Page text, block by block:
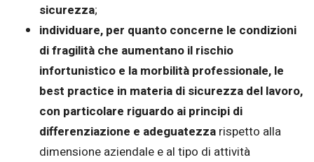
sicurezza;
individuare, per quanto concerne le condizioni
di fragilità che aumentano il rischio
infortunistico e la morbilità professionale, le
best practice in materia di sicurezza del lavoro,
con particolare riguardo ai principi di
differenziazione e adeguatezza rispetto alla
dimensione aziendale e al tipo di attività